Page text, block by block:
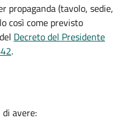
propaganda (tavolo, sedie,
così come previsto
Decreto del Presidente
.
avere: